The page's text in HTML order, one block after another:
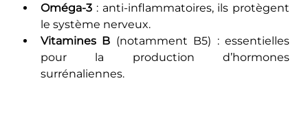
Oméga-3 : anti-inflammatoires, ils protègent
le système nerveux.
Vitamines B (notamment B5) : essentielles
pour la production d’hormones
surrénaliennes.